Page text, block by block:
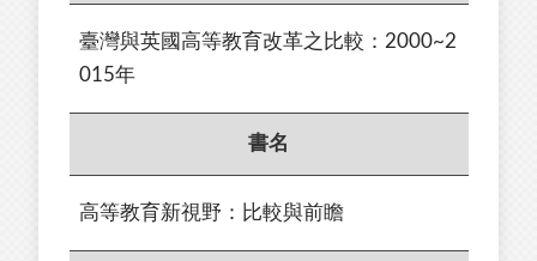
臺灣與英國高等教育改革之比較：2000~2
015年
書名
高等教育新視野：比較與前瞻